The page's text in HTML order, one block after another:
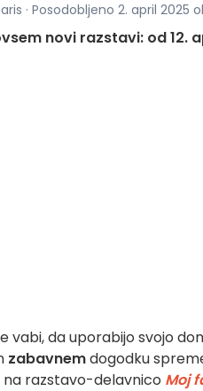
· Posodobljeno 2. april 2025
novi razstavi: od 12.
da uporabijo svojo
zabavnemdogodku
na razstavo-delavnico Moj